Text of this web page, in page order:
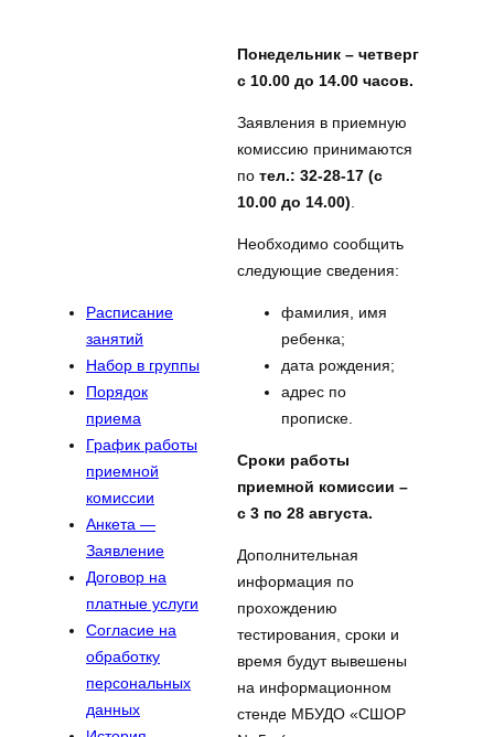
Расписание
занятий
Набор в группы
Порядок
приема
График работы
приемной
комиссии
Анкета —
Заявление
Договор на
платные услуги
Согласие на
обработку
персональных
данных
Понедельник – четверг
с 10.00 до 14.00 часов.
Заявления в приемную
комиссию принимаются
по тел.: 32-28-17 (с
10.00 до 14.00).
Необходимо сообщить
следующие сведения:
фамилия, имя
ребенка;
дата рождения;
адрес по
прописке.
Сроки работы
приемной комиссии –
с 3 по 28 августа.
Дополнительная
информация по
прохождению
тестирования, сроки и
время будут вывешены
на информационном
стенде МБУДО «СШОР